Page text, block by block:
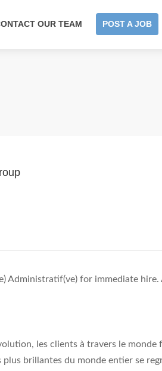
OUR TEAM POST A JOB
Administratif(ve) for immediate
les clients à travers le
plus brillantes du monde entier se